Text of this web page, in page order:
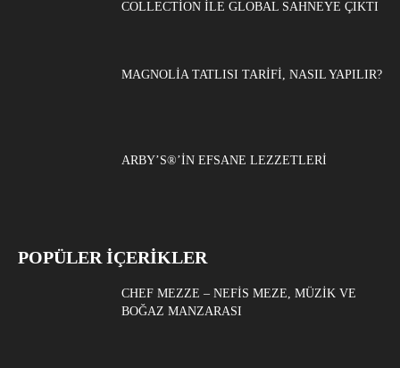
COLLECTION ILE GLOBAL SAHNEYE ÇIKTI
MAGNOLIA TATLISI TARIFI, NASIL YAPILIR?
ARBY’S®’IN EFSANE LEZZETLERI
POPÜLER İÇERİKLER
CHEF MEZZE – NEFIS MEZE, MÜZIK VE
BOĞAZ MANZARASI